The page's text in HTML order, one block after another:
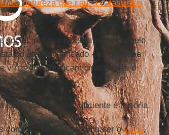
da natureza que causa catástrofes
social, política externa marcada pelo
do atual pontificado - os
grandes
vírus que danificam diretamente o
da fortaleza autossuficiente é ilusória.
comuns: hoje para combater ovírus,